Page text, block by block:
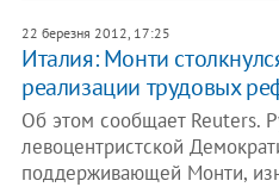
22 березня 2012, 17:25
​Италия: Монти
реализации трудовых
Об этом сообщает Reuters.
левоцентристской
поддерживающей Монти,